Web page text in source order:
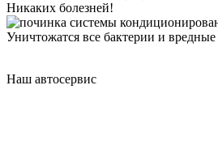
Никаких болезней!
Уничтожатся все бактерии и
Наш автосервис